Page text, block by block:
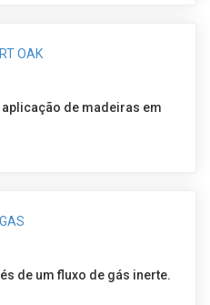
OAK
de madeiras em
de um fluxo de gás inerte.